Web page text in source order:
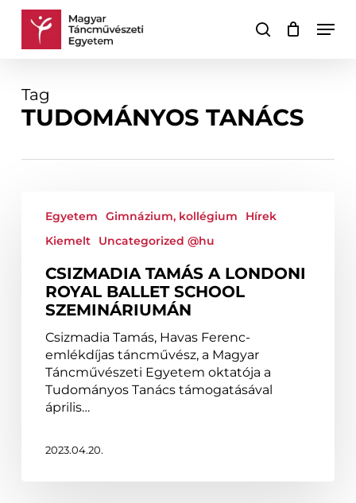
Skip
keresés
Kosár Kosár
Tag
TUDOMÁNYOS TANÁCS
Tamás
Royal
Ballet
School
szemináriumán
Egyetem Gimnázium, kollégium
Hírek
Kiemelt
Uncategorized @hu
CSIZMADIA TAMÁS A LONDONI
ROYAL BALLET SCHOOL
SZEMINÁRIUMÁN
Csizmadia Tamás, Havas Ferenc-
emlékdíjas táncművész, a Magyar
Táncművészeti Egyetem oktatója a
Tudományos Tanács támogatásával
április…
2023.04.20.